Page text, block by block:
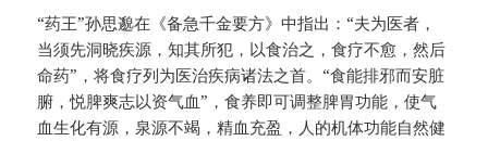
“药王”孙思邈在《备急千金要方》中指出：“夫为医者，
当须先洞晓疾源，知其所犯，以食治之，食疗不愈，然后
命药”，将食疗列为医治疾病诸法之首。“食能排邪而安脏
腑，悦脾爽志以资气血”，食养即可调整脾胃功能，使气
血生化有源，泉源不竭，精血充盈，人的机体功能自然健